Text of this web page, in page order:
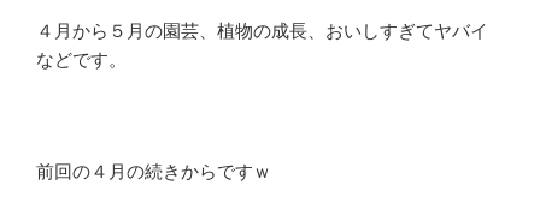
４月から５月の園芸、植物の成長、おいしすぎてヤバイ
などです。
前回の４月の続きからですｗ